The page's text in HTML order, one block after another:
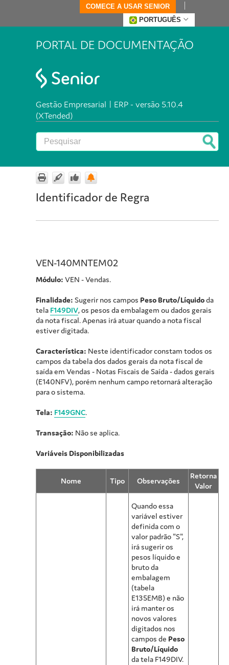
COMECE A USAR SENIOR
PORTUGUÊS
PORTAL DE DOCUMENTAÇÃO
Gestão Empresarial | ERP - versão 5.10.4
(XTended)
Identificador de Regra
VEN-140MNTEM02
Módulo: VEN - Vendas.
Finalidade: Sugerir nos campos Peso Bruto/Líquidoda
tela F149DIV, os pesos da embalagem ou dados gerais
da nota fiscal. Apenas irá atuar quando a nota fiscal
estiver digitada.
Característica: Neste identificador constam todos os
campos da tabela dos dados gerais da nota fiscal de
saída em Vendas - Notas Fiscais de Saída - dados gerais
(E140NFV), porém nenhum campo retornará alteração
para o sistema.
Tela: F149GNC.
Transação: Não se aplica.
Variáveis Disponibilizadas
Nome Tipo Observações
Retorna
Valor
Quando essa
variável estiver
definida com o
valor padrão "S",
irá sugerir os
pesos líquido e
bruto da
embalagem
(tabela
E135EMB) e não
irá manter os
novos valores
digitados nos
campos de Peso
Bruto/Líquido
da tela F149DIV.